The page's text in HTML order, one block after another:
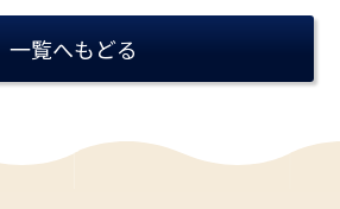
一覧へもどる